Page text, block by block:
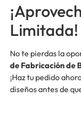
Limitada!
No te pierdas la
de Fabricación de
¡Haz tu pedido
diseños antes de